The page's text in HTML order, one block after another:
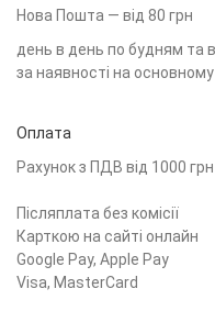
Нова Пошта — від 80 грн
день в день по будням та
за наявності на
Оплата
Рахунок з ПДВ від 1000 грн
Післяплата без комісії
Карткою на сайті онлайн
Google Pay, Apple Pay
Visa, MasterCard